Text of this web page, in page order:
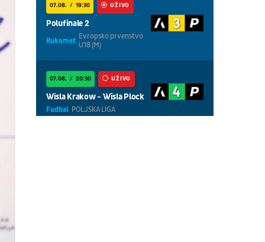
07.08. 19:30 UŽIVO
Polufinale 2
Rukomet Evropsko prvenstvo
U18 (M)
07.08. 20:30 UŽIVO
Wisla Krakow - Wisla Plock
Fudbal POLJSKA LIGA